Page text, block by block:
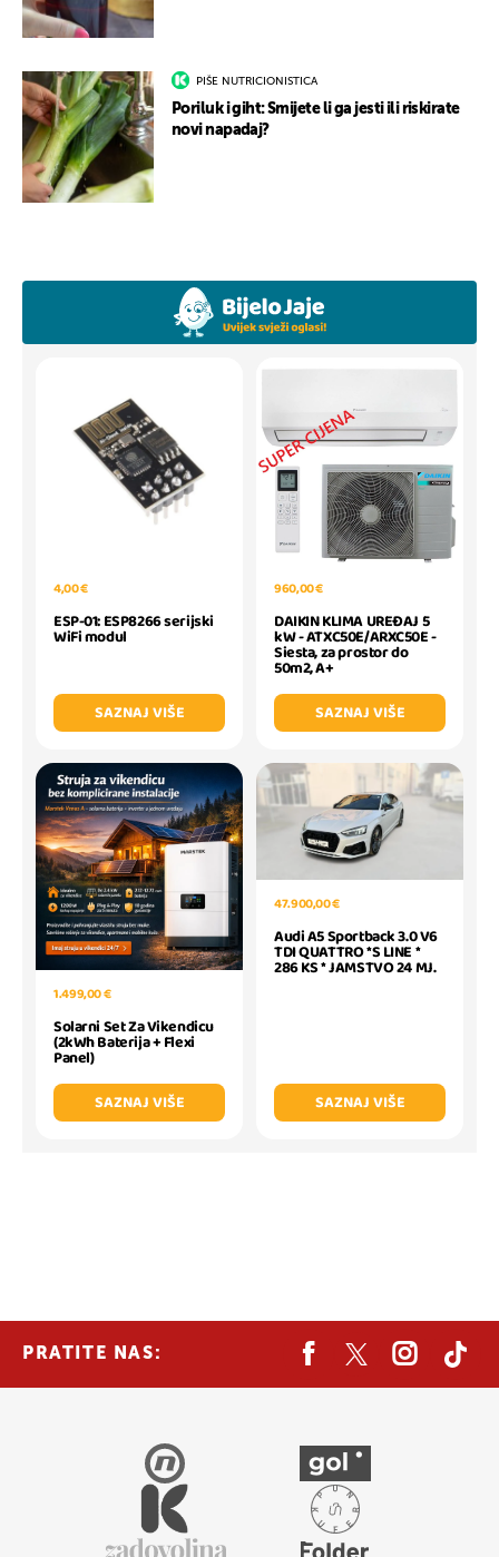
PIŠE NUTRICIONISTICA
Poriluk i giht: Smijete li ga jesti ili riskirate
novi napadaj?
4,00 €
ESP-01: ESP8266 serijski
WiFi modul
SAZNAJ VIŠE
960,00 €
DAIKIN KLIMA UREĐAJ 5
kW - ATXC50E/ARXC50E -
Siesta, za prostor do
50m2, A+
SAZNAJ VIŠE
1.499,00 €
Solarni Set Za Vikendicu
(2kWh Baterija + Flexi
Panel)
SAZNAJ VIŠE
47.900,00 €
Audi A5 Sportback 3.0 V6
TDI QUATTRO *S LINE *
286 KS * JAMSTVO 24 MJ.
SAZNAJ VIŠE
PRATITE NAS: